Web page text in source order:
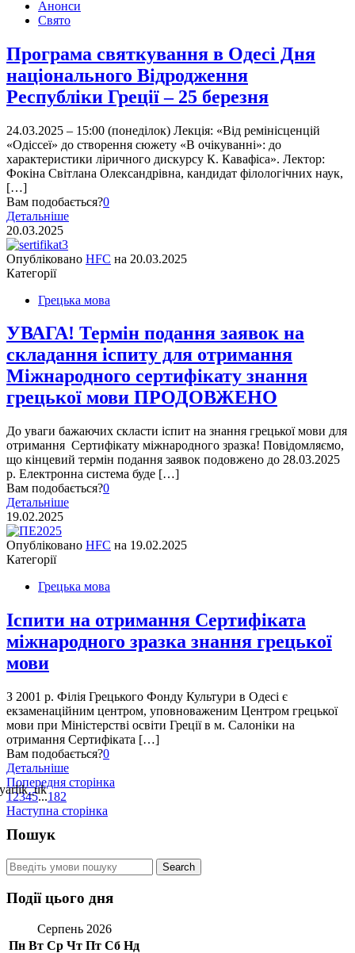
Анонси
Свято
Програма святкування в Одесі Дня
національного Відродження
Республіки Греції – 25 березня
24.03.2025 – 15:00 (понеділок) Лекція: «Від ремінісценцій
«Одіссеї» до створення сюжету «В очікуванні»: до
характеристики ліричного дискурсу К. Кавафіса». Лектор:
Фокіна Світлана Олександрівна, кандидат філологічних наук,
[…]
Вам подобається?0
Детальніше
20.03.2025
Опубліковано HFC на 20.03.2025
Категорії
Грецька мова
УВАГА! Термін подання заявок на
складання іспиту для отримання
Міжнародного сертифікату знання
грецької мови ПРОДОВЖЕНО
До уваги бажаючих скласти іспит на знання грецької мови для
отримання Сертифікату міжнародного зразка! Повідомляємо,
що кінцевий термін подання заявок подовжено до 28.03.2025
р. Електронна система буде […]
Вам подобається?0
Детальніше
19.02.2025
Опубліковано HFC на 19.02.2025
Категорії
Грецька мова
Іспити на отримання Сертифіката
міжнародного зразка знання грецької
мови
З 2001 р. Філія Грецького Фонду Культури в Одесі є
екзаменаційним центром, уповноваженим Центром грецької
мови при Міністерстві освіти Греції в м. Салоніки на
отримання Сертифіката […]
Вам подобається?0
Детальніше
Попередня сторінка
12345...182
Наступна сторінка
Пошук
Події цього дня
Серпень 2026
Пн Вт Ср Чт Пт Сб Нд